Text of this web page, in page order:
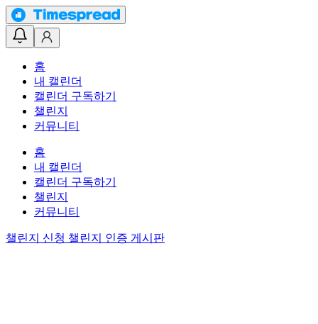
홈
내 캘린더
캘린더 구독하기
챌린지
커뮤니티
홈
내 캘린더
캘린더 구독하기
챌린지
커뮤니티
챌린지 신청 챌린지 인증 게시판